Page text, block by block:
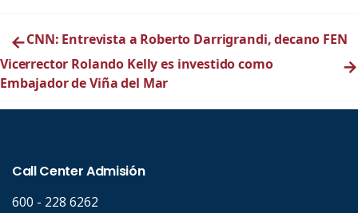
←CNN: Entrevista a Roberto Darrigrandi, decano FEN
Vicerrector Rolando Kelly es investido como
Embajador de Viña del Mar
→